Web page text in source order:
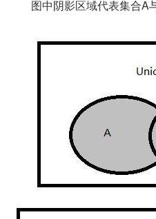
图中阴影区域代表集合A